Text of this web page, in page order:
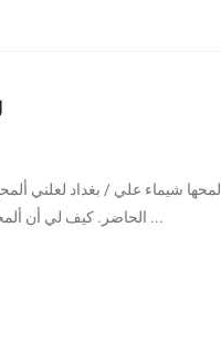
شيماء علي / بغداد لعلني
الحاضر. كيف لي أن ألمحها؟ فهي نائية عني، بل متمرّدة عليَّ، كأنه ...